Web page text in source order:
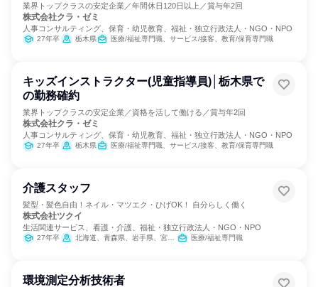
業界トップクラスの安定企業／年間休日120日以上／賞与年2回
株式会社クラ・ゼミ
人事コンサルティング、保育・幼児教育、福祉・独立行政法人・NGO・NPO
27年卒 栃木県 医療/福祉専門職、サービス/接客、教育/保育専門職
キッズインストラクター(児童指導員)│栃木県で
の勤務確約
業界トップクラスの安定企業／資格を活して働ける／賞与年2回
株式会社クラ・ゼミ
人事コンサルティング、保育・幼児教育、福祉・独立行政法人・NGO・NPO
27年卒 栃木県 医療/福祉専門職、サービス/接客、教育/保育専門職
介護スタッフ
髪型・髪色自由！ネイル・マツエク・ひげOK！ 自分らしく働く
株式会社ツクイ
生活関連サービス、看護・介護、福祉・独立行政法人・NGO・NPO
27年卒 北海道、青森県、岩手県、宮城県、秋田県、山形県、福島県、茨城県、栃木県、群馬県、埼玉県、千葉県、東京都、神奈川県、新潟県、富山県、石川県、福井県、山梨県、長野県、岐阜県、静岡県、愛知県、三重県、滋賀県、京都府、大阪府、兵庫県、奈良県、和歌山県、鳥取県、島根県、岡山県、広島県、山口県、徳島県、香川県、愛媛県、高知県、福岡県、佐賀県、長崎県、熊本県、大分県、宮崎県、鹿児島県、沖縄県 医療/福祉専門職
環境測定分析技術者